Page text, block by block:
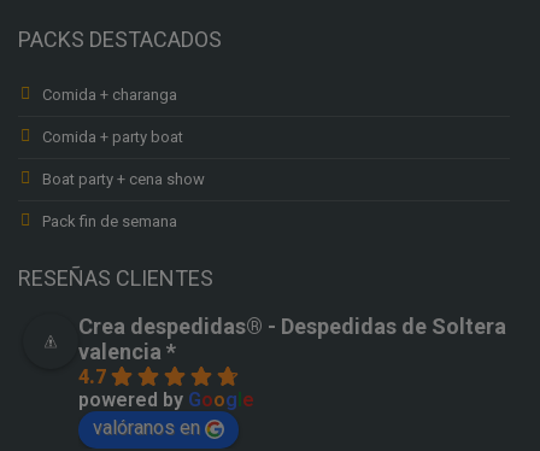
PACKS DESTACADOS
Comida + charanga
Comida + party boat
Boat party + cena show
Pack fin de semana
RESEÑAS CLIENTES
Crea despedidas®️ - Despedidas de Soltera
valencia *
4.7
powered by Google
valóranos en